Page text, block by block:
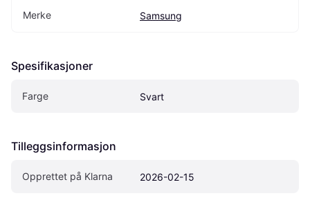
Merke Samsung
Spesifikasjoner
Farge Svart
Tilleggsinformasjon
Opprettet på Klarna 2026-02-15